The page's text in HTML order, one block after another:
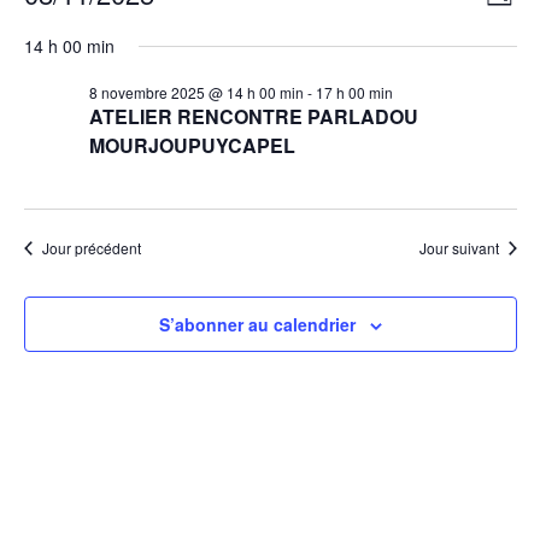
de
une
14 h 00 min
ATELIER RENCONTRE PARLADOU
MOURJOUPUYCAPEL
8 novembre 2025 @ 14 h 00 min - 17 h 00 min
Jour précédent Jour suivant
S’abonner au calendrier